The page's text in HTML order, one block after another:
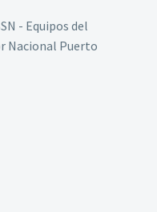
- Equipos del
Nacional Puerto